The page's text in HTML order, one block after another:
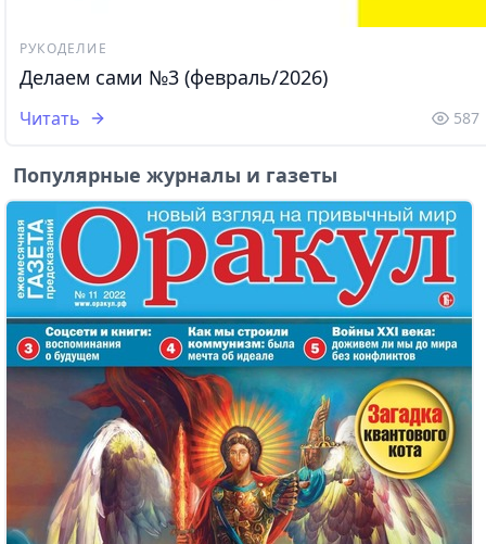
РУКОДЕЛИЕ
Делаем сами №3 (февраль/2026)
Читать 587
Популярные журналы и газеты